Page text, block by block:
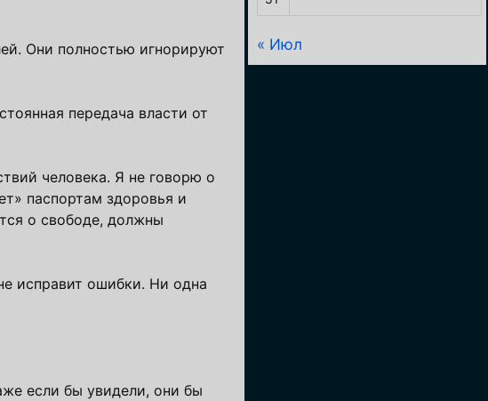
Они полностью игнорируют
передача власти от
человека. Я не говорю о
паспортам здоровья и
о свободе, должны
исправит ошибки. Ни одна
если бы увидели, они бы
« Июл